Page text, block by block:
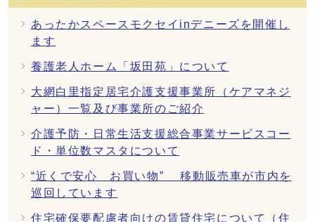
あったかスペースモクセイinデニーズを開催し
ます
養護老人ホーム「坂田苑」について
大網白里指定居宅介護支援事業所（ケアマネジ
ャー）一覧及び事業所のご紹介
介護予防・日常生活支援総合事業サービスコー
ド・単位数マスタについて
“近くで安心 お買い物” 移動販売車が市内を
巡回しています
住宅確保要配慮者向けの賃貸住宅について（住